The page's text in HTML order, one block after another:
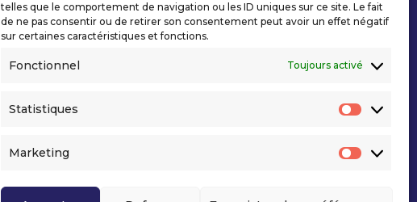
telles que le comportement de navigation ou les ID uniques sur ce site. Le fait
de ne pas consentir ou de retirer son consentement peut avoir un effet négatif
sur certaines caractéristiques et fonctions.
Fonctionnel Toujours activé
Statistiques
Marketing